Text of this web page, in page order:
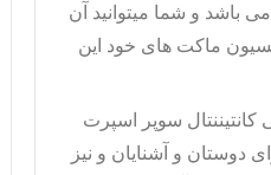
باشد و شما میتوانید آن
ماکت های خود این
کانتیننتال سوپر اسپرت
دوستان و آشنایان و نیز